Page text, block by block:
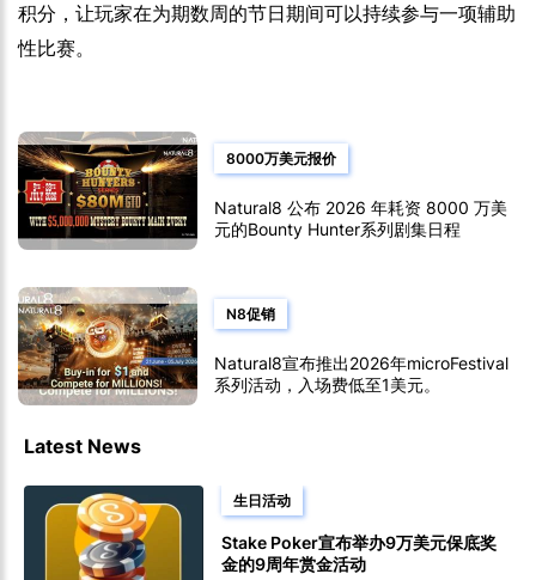
积分，让玩家在为期数周的节日期间可以持续参与一项辅助
性比赛。
8000万美元报价
Natural8 公布 2026 年耗资 8000 万美
元的Bounty Hunter系列剧集日程
N8促销
Natural8宣布推出2026年microFestival
系列活动，入场费低至1美元。
Latest News
生日活动
Stake Poker宣布举办9万美元保底奖
金的9周年赏金活动